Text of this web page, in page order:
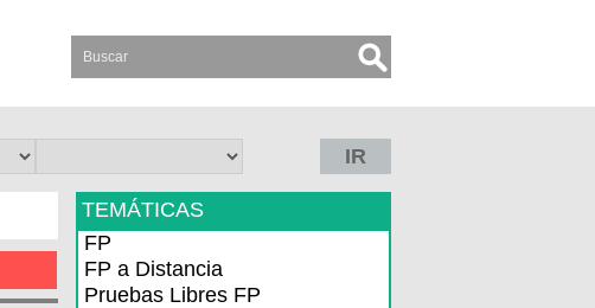
IR
TEMÁTICAS
FP
FP a Distancia
Pruebas Libres FP